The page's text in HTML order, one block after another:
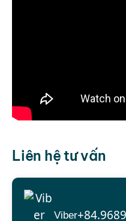
Liên hệ tư vấn
Viber